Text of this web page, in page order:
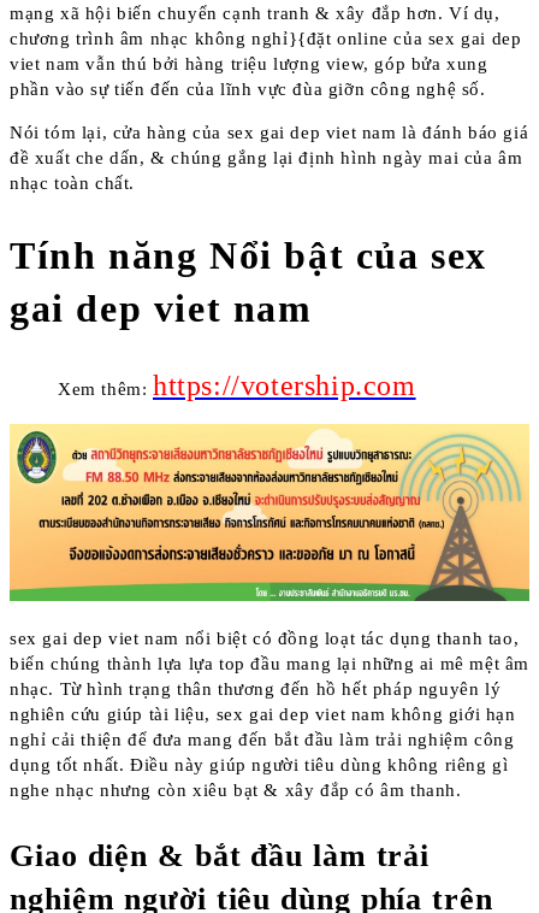
mạng xã hội biến chuyển cạnh tranh & xây đắp hơn. Ví dụ,
chương trình âm nhạc không nghỉ}{đặt online của sex gai dep
viet nam vẫn thú bởi hàng triệu lượng view, góp bửa xung
phần vào sự tiến đến của lĩnh vực đùa giỡn công nghệ số.
Nói tóm lại, cửa hàng của sex gai dep viet nam là đánh báo giá
đề xuất che dấn, & chúng gắng lại định hình ngày mai của âm
nhạc toàn chất.
Tính năng Nổi bật của sex
gai dep viet nam
Xem thêm: https://votership.com
sex gai dep viet nam nổi biệt có đồng loạt tác dụng thanh tao,
biến chúng thành lựa lựa top đầu mang lại những ai mê mệt âm
nhạc. Từ hình trạng thân thương đến hồ hết pháp nguyên lý
nghiên cứu giúp tài liệu, sex gai dep viet nam không giới hạn
nghỉ cải thiện để đưa mang đến bắt đầu làm trải nghiệm công
dụng tốt nhất. Điều này giúp người tiêu dùng không riêng gì
nghe nhạc nhưng còn xiêu bạt & xây đắp có âm thanh.
Giao diện & bắt đầu làm trải
nghiệm người tiêu dùng phía trên